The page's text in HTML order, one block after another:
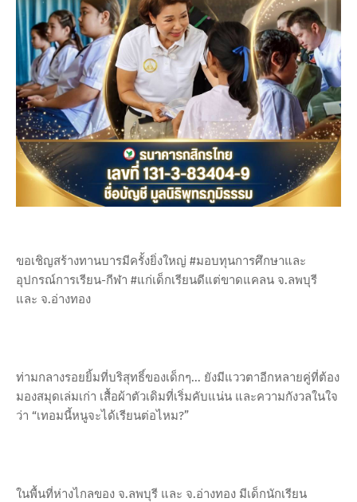
ขอเชิญสร้างทานบารมีครั้งยิ่งใหญ่ #มอบทุนการศึกษาและ
อุปกรณ์การเรียน-กีฬา #แก่เด็กเรียนดีแต่ขาดแคลน จ.ลพบุรี
และ จ.อ่างทอง
ท่ามกลางรอยยิ้มที่บริสุทธิ์ของเด็กๆ... ยังมีแววตาอีกหลายคู่ที่ต้อง
มองสมุดเล่มเก่า เสื้อผ้าตัวเดิมที่เริ่มคับแน่น และความกังวลในใจ
ว่า “เทอมนี้หนูจะได้เรียนต่อไหม?”
ในพื้นที่ห่างไกลของ จ.ลพบุรี และ จ.อ่างทอง มีเด็กนักเรียน